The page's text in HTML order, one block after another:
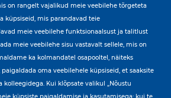
on rangelt vajalikud meie veebilehe tõrgeteta
küpsiseid, mis parandavad teie
meie veebilehe funktsionaalsust ja talitlust
meie veebilehe sisu vastavalt sellele, mis on
ka kolmandatel osapooltel, näiteks
oma veebilehele küpsiseid, et saaksite
kolleegidega. Kui klõpsate valikul „Nõustu